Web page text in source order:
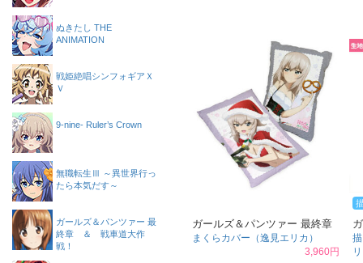
ガールズ＆パンツァー 最終章
まくらカバー（逸見エリカ）
3,960円
ぬきたし THE
ANIMATION
戦姫絶唱シンフォギアＸ
Ｖ
9-nine- Ruler’s Crown
無職転生Ⅲ ～異世界行っ
たら本気だす～
ガールズ＆パンツァー 最
終章 ＆ 戦車道大作
戦！